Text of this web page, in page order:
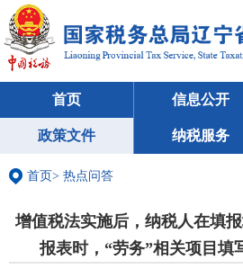
首页 信息公开
政策文件 纳税服务
首页> 热点问答
增值税法实施后，纳税人在填
报表时，“劳务”相关项目填